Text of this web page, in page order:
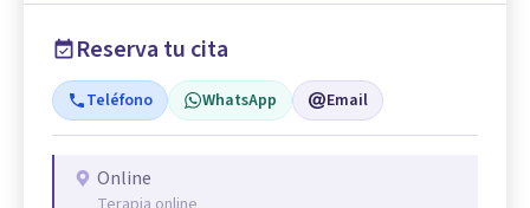
Reserva tu cita
Teléfono WhatsApp Email
Online